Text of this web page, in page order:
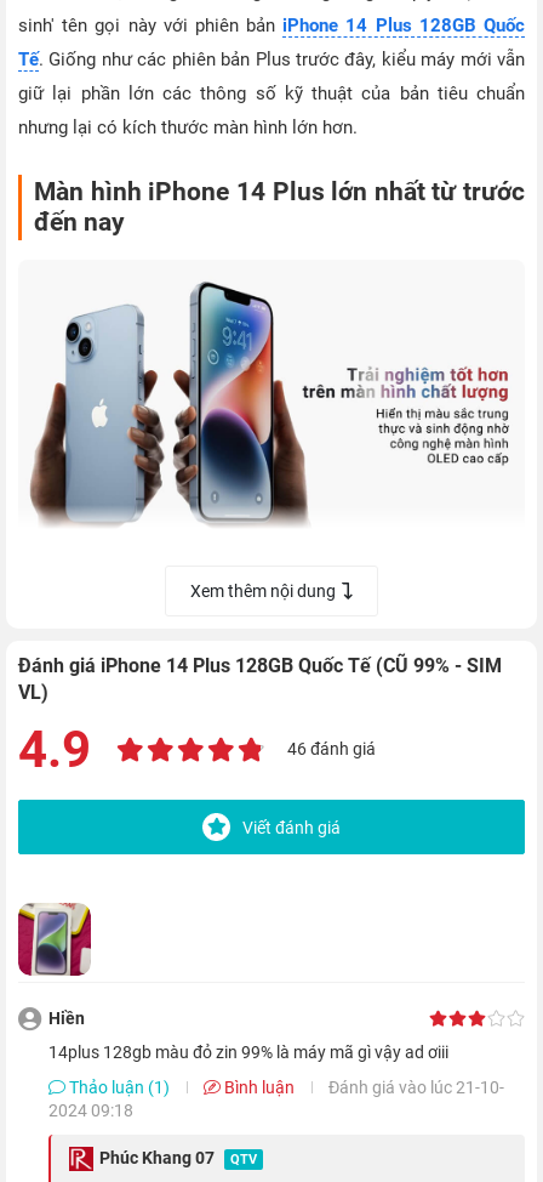
sinh' tên gọi này với phiên bản iPhone 14 Plus 128GB Quốc
Tế. Giống như các phiên bản Plus trước đây, kiểu máy mới vẫn
giữ lại phần lớn các thông số kỹ thuật của bản tiêu chuẩn
nhưng lại có kích thước màn hình lớn hơn.
Màn hình iPhone 14 Plus lớn nhất từ trước
đến nay
Ưu điểm nổi bật trên chiếc iPhone quốc tế
iPhone 14 quốc tế, cho phép mọi thao tác diễn ra dễ dàng và
Kết hợp với màn hình lớn là tấm nền OLED cùng công nghệ
Super Retina XDR, đạt độ phân giải 2778 x 1284 pixel và hỗ trợ
HDR, mang đến cho bạn không gian giải trí đỉnh cao với các bộ
bị còn hỗ trợ công nghệ True Tone, giúp bạn có thể dễ dàng sử
dụng thiết bị ngay cả dưới ánh nắng chói.
iPhone 14 Plus có thiết kế cao cấp và bền
bỉ
Xem thêm nội dung
Đánh giá iPhone 14 Plus 128GB Quốc Tế (CŨ 99% - SIM
VL)
4.9 46 đánh giá
Viết đánh giá
Hiền
14plus 128gb màu đỏ zin 99% là máy mã gì vậy ad ơiii
Thảo luận (1)
Bình luận
Đánh giá vào lúc 21-10-
2024 09:18
Phúc Khang 07 QTV